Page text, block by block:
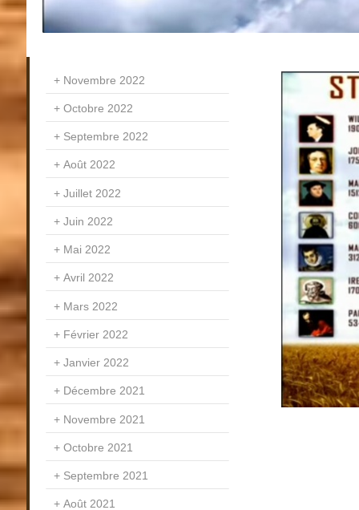
Novembre 2022
Octobre 2022
Septembre 2022
Août 2022
Juillet 2022
Juin 2022
Mai 2022
Avril 2022
Mars 2022
Février 2022
Janvier 2022
Décembre 2021
Novembre 2021
Octobre 2021
Septembre 2021
Août 2021